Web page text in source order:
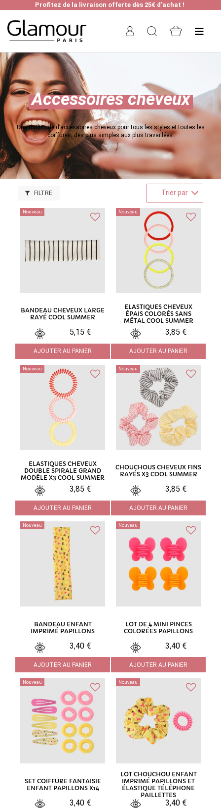
Profitez de la livraison offerte dès 25€ d’achat !
Accessoires cheveux
Une multitude d’accessoires cheveux pour tous les styles et toutes les
coiffures, des plus simples aux plus travaillées.
FILTRE Trier par
Nouveau
BANDEAU CHEVEUX LARGE
RAYÉ COOL SUMMER
5,15 €
AJOUTER AU PANIER
Nouveau
ELASTIQUES CHEVEUX
ÉPAIS COLORÉS SANS
MÉTAL COOL SUMMER
3,85 €
AJOUTER AU PANIER
Nouveau
ELASTIQUES CHEVEUX
DOUBLE SPIRALE GRAND
MODÈLE X3 COOL SUMMER
3,85 €
AJOUTER AU PANIER
Nouveau
CHOUCHOUS CHEVEUX FINS
RAYÉS X3 COOL SUMMER
3,85 €
AJOUTER AU PANIER
Nouveau
BANDEAU ENFANT
IMPRIMÉ PAPILLONS
3,40 €
AJOUTER AU PANIER
Nouveau
LOT DE 4 MINI PINCES
COLORÉES PAPILLONS
3,40 €
AJOUTER AU PANIER
Nouveau
SET COIFFURE FANTAISIE
ENFANT PAPILLONS X14
3,40 €
Nouveau
LOT CHOUCHOU ENFANT
IMPRIMÉ PAPILLONS ET
ÉLASTIQUE TÉLÉPHONE
PAILLETTES
3,40 €